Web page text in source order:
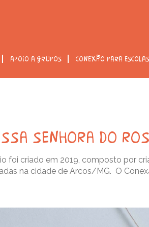
apoio a grupos conexão para escolas
senhora do
foi criado em 2019, composto por
na cidade de Arcos/MG. O